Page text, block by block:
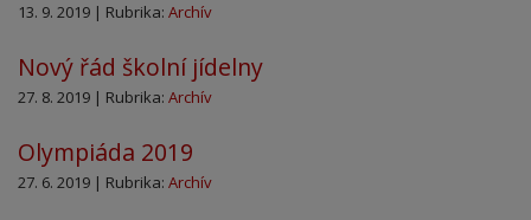
13. 9. 2019 | Rubrika: Archív
Nový řád školní jídelny
27. 8. 2019 | Rubrika: Archív
Olympiáda 2019
27. 6. 2019 | Rubrika: Archív